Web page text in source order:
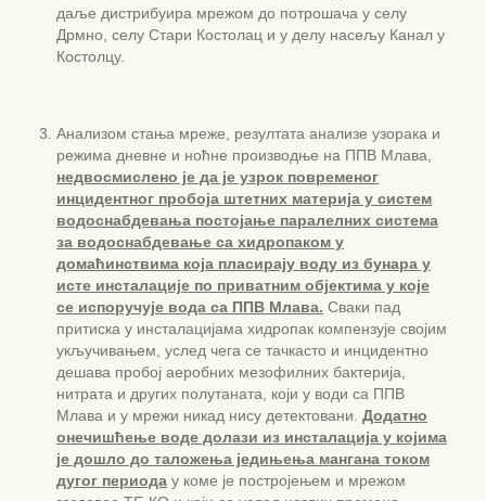
даље дистрибуира мрежом до потрошача у селу
Дрмно, селу Стари Костолац и у делу насељу Канал у
Костолцу.
Анализом стања мреже, резултата анализе узорака и
режима дневне и ноћне производње на ППВ Млава,
недвосмислено је да је узрок повременог
инцидентног пробоја штетних материја у систем
водоснабдевања постојање паралелних система
за водоснабдевање са хидропаком у
домаћинствима која пласирају воду из бунара у
исте инсталације по приватним објектима у које
се испоручује вода са ППВ Млава. Сваки пад
притиска у инсталацијама хидропак компензује својим
укључивањем, услед чега се тачкасто и инцидентно
дешава пробој аеробних мезофилних бактерија,
нитрата и других полутаната, који у води са ППВ
Млава и у мрежи никад нису детектовани. Додатно
онечишћење воде долази из инсталација у којима
је дошло до таложења једињења мангана током
дугог периода у коме је постројењем и мрежом